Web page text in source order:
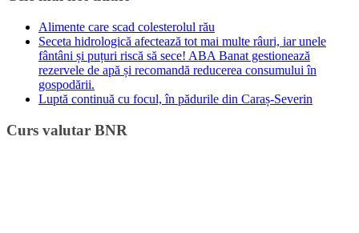
Alimente care scad colesterolul rău
Seceta hidrologică afectează tot mai multe râuri, iar unele
fântâni și puțuri riscă să sece! ABA Banat gestionează
rezervele de apă și recomandă reducerea consumului în
gospodării.
Luptă continuă cu focul, în pădurile din Caraș-Severin
Curs valutar BNR